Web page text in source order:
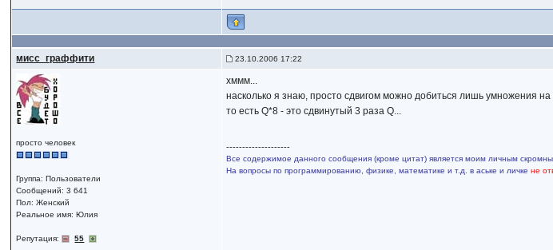
мисс_граффити 23.10.2006 17:22
просто человек
Группа: Пользователи
Сообщений: 3 641
Пол: Женский
Реальное имя: Юлия
Репутация: 55
хммм...
насколько я знаю, просто сдвигом можно добиться лишь умножения на
то есть Q*8 - это сдвинутый 3 раза Q...
--------------------
Все содержимое данного сообщения (кроме цитат) является моим личным
На вопросы по программированию, физике, математике и т.д. в аське и личкене